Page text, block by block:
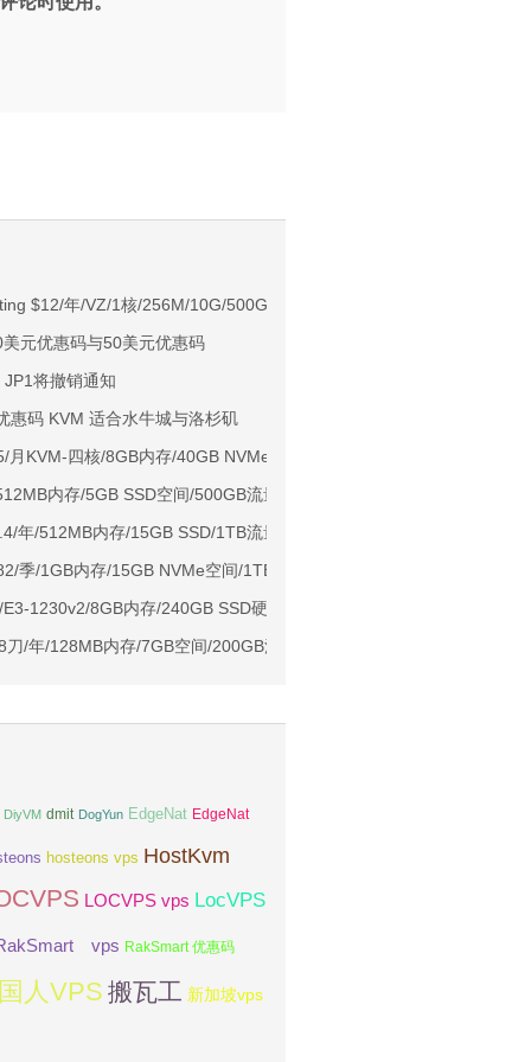
支持主流AI访问
下单送30元
/KVM/深港IX/双端独立IP/香港原生IP
CMIN2/软银等线路
国内优化网络
4GB/100GB NVMe/5TB@10Gbps/免费DDoS防御
6TB流量/10Gbps端口/KVM/洛杉矶
起
九折
$12/年/VZ/1核/256M/10G/500G/100Mbps 奥兰多
元优惠码与50美元优惠码
将撤销通知
惠码 KVM 适合水牛城与洛杉矶
KVM-四核/8GB内存/40GB NVMe/2TB月流量/29个数据中心可选
内存/5GB SSD空间/500GB流量/500Mbps端口/NAT/KVM/香港
年/512MB内存/15GB SSD/1TB流量/KVM/洛杉矶 附评测
季/1GB内存/15GB NVMe空间/1TB流量/1Gbps带宽/KVM/DDOS/洛杉
1230v2/8GB内存/240GB SSD硬盘/不限流量/30Mbps带宽/香港优
刀/年/128MB内存/7GB空间/200GB流量/OpenVZ 西雅图
DiyVM dmit DogYun EdgeNat EdgeNat
hosteons vps HostKvm
LOCVPS vps LocVPS
vps RakSmart 优惠码
人VPS 搬瓦工 新加坡vps